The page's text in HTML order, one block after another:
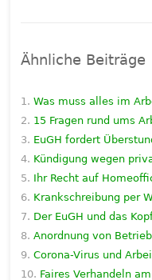
Ähnliche Beiträge
Was muss alles im
15 Fragen rund ums
EuGH fordert
Kündigung wegen
Ihr Recht auf
Krankschreibung per
Der EuGH und das
Anordnung von
Corona-Virus und
Faires Verhandeln